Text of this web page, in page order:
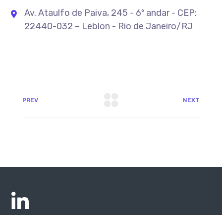
Av. Ataulfo de Paiva, 245 - 6º andar - CEP:
22440-032 – Leblon - Rio de Janeiro/RJ
PREV NEXT